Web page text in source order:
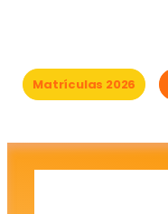
conteúdo
Matrículas 2026